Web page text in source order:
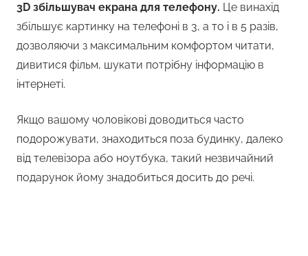
3D збільшувач екрана для телефону. Це винахід
збільшує картинку на телефоні в 3, а то і в 5 разів,
дозволяючи з максимальним комфортом читати,
дивитися фільм, шукати потрібну інформацію в
інтернеті.
Якщо вашому чоловікові доводиться часто
подорожувати, знаходиться поза будинку, далеко
від телевізора або ноутбука, такий незвичайний
подарунок йому знадобиться досить до речі.